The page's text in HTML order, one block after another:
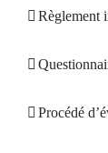
Règlement
Procédé